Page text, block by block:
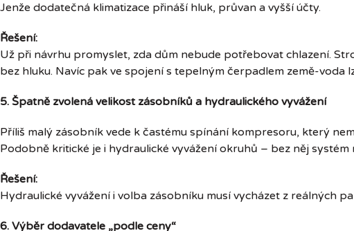
Jenže dodatečná klimatizace přináší hluk, průvan a vyšší účty.
Řešení:
Už při návrhu promyslet, zda dům nebude potřebovat chlazení.
bez hluku. Navíc pak ve spojení s tepelným čerpadlem země-
5. Špatně zvolená velikost zásobníků a hydraulického vyvážení
Příliš malý zásobník vede k častému spínání kompresoru, který
Podobně kritické je i hydraulické vyvážení okruhů – bez něj
Řešení:
Hydraulické vyvážení i volba zásobníku musí vycházet z reálných
6. Výběr dodavatele „podle ceny“